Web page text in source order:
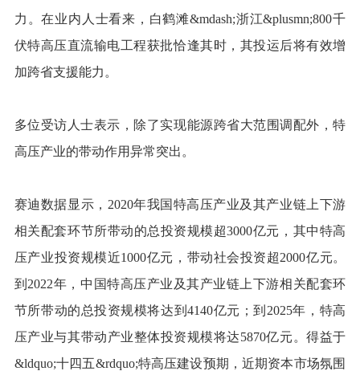
力。在业内人士看来，白鹤滩&mdash;浙江&plusmn;800千
伏特高压直流输电工程获批恰逢其时，其投运后将有效增
加跨省支援能力。
多位受访人士表示，除了实现能源跨省大范围调配外，特
高压产业的带动作用异常突出。
赛迪数据显示，2020年我国特高压产业及其产业链上下游
相关配套环节所带动的总投资规模超3000亿元，其中特高
压产业投资规模近1000亿元，带动社会投资超2000亿元。
到2022年，中国特高压产业及其产业链上下游相关配套环
节所带动的总投资规模将达到4140亿元；到2025年，特高
压产业与其带动产业整体投资规模将达5870亿元。得益于
&ldquo;十四五&rdquo;特高压建设预期，近期资本市场氛围